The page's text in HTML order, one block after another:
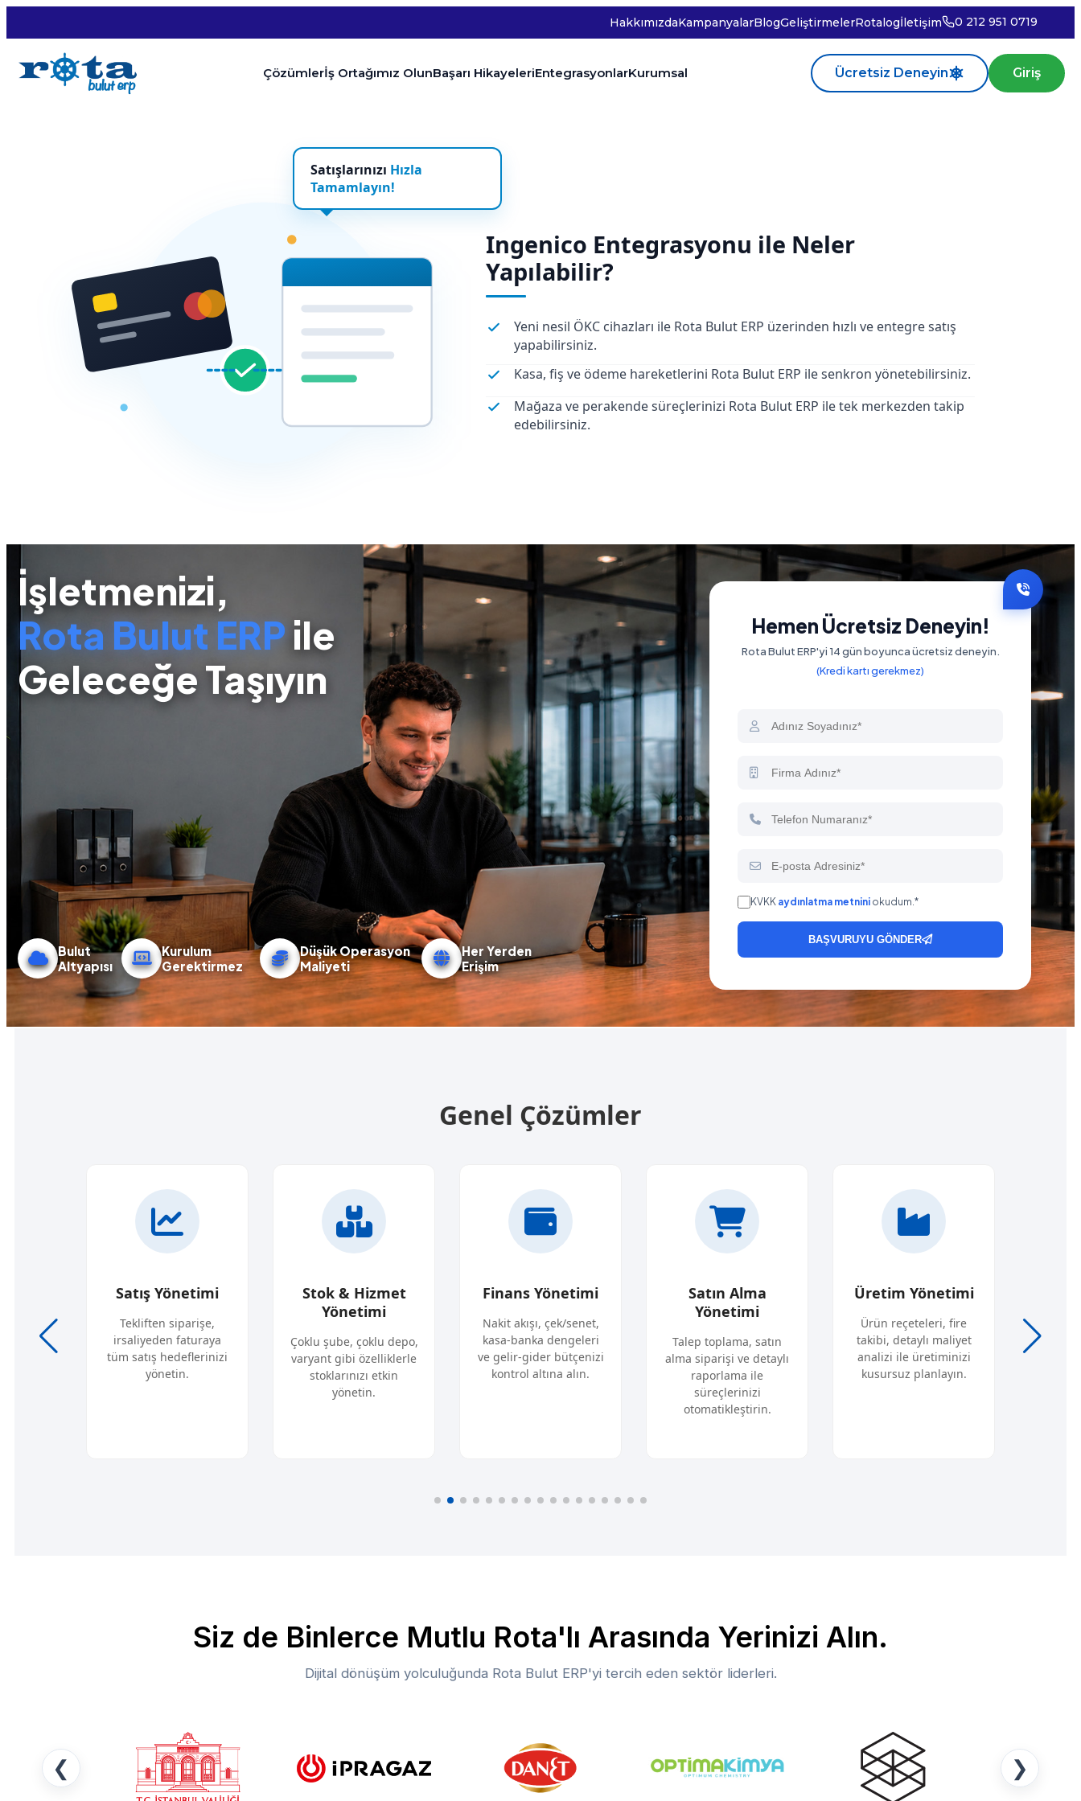
HakkımızdaKampanyalarBlogGeliştirmelerRotalogİletişim 0 212 951 0719
Çözümlerİş Ortağımız OlunBaşarı HikayeleriEntegrasyonlarKurumsal Ücretsiz Deneyin Giriş
Satışlarınızı Hızla
Tamamlayın!
Ingenico Entegrasyonu ile Neler
Yapılabilir?
Yeni nesil ÖKC cihazları ile Rota Bulut ERP üzerinden hızlı ve entegre satış
yapabilirsiniz.
Kasa, fiş ve ödeme hareketlerini Rota Bulut ERP ile senkron yönetebilirsiniz.
Mağaza ve perakende süreçlerinizi Rota Bulut ERP ile tek merkezden takip
edebilirsiniz.
İşletmenizi,
Rota Bulut ERPile
Geleceğe Taşıyın
Bulut
Altyapısı
Kurulum
Gerektirmez
Düşük Operasyon
Maliyeti
Her Yerden
Erişim
Hemen Ücretsiz Deneyin!
Rota Bulut ERP'yi 14 gün boyunca ücretsiz deneyin.
(Kredi kartı gerekmez)
KVKK aydınlatma metnini okudum.*
BAŞVURUYU GÖNDER
Genel Çözümler
Satış Yönetimi
Tekliften siparişe,
irsaliyeden faturaya
tüm satış hedeflerinizi
yönetin.
Stok & Hizmet
Yönetimi
Çoklu şube, çoklu depo,
varyant gibi özelliklerle
stoklarınızı etkin
yönetin.
Finans Yönetimi
Nakit akışı, çek/senet,
kasa-banka dengeleri
ve gelir-gider bütçenizi
kontrol altına alın.
Satın Alma
Yönetimi
Talep toplama, satın
alma siparişi ve detaylı
raporlama ile
süreçlerinizi
otomatikleştirin.
Üretim Yönetimi
Ürün reçeteleri, fire
takibi, detaylı maliyet
analizi ile üretiminizi
kusursuz planlayın.
Siz de Binlerce Mutlu Rota'lı Arasında Yerinizi Alın.
Dijital dönüşüm yolculuğunda Rota Bulut ERP'yi tercih eden sektör liderleri.
❮ ❯